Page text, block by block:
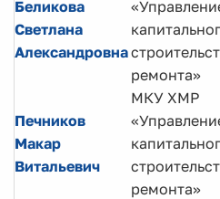
Беликова
Светлана
Александровна
ремонта»
Печников
Макар
Витальевич
МКУ ХМР
ремонта»